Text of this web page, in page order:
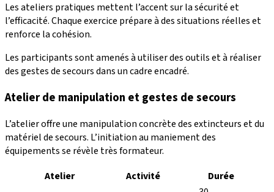
Les ateliers pratiques mettent l’accent sur la sécurité et
l’efficacité. Chaque exercice prépare à des situations réelles et
renforce la cohésion.
Les participants sont amenés à utiliser des outils et à réaliser
des gestes de secours dans un cadre encadré.
Atelier de manipulation et gestes de secours
L’atelier offre une manipulation concrète des extincteurs et du
matériel de secours. L’initiation au maniement des
équipements se révèle très formateur.
Atelier
Activité
Durée